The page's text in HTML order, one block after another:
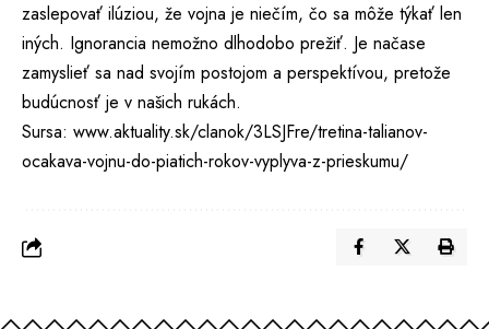
zaslepovať ilúziou, že vojna je niečím, čo sa môže týkať len
iných. Ignorancia nemožno dlhodobo prežiť. Je načase
zamyslieť sa nad svojím postojom a perspektívou, pretože
budúcnosť je v našich rukách.
Sursa: www.aktuality.sk/clanok/3LSJFre/tretina-talianov-
ocakava-vojnu-do-piatich-rokov-vyplyva-z-prieskumu/